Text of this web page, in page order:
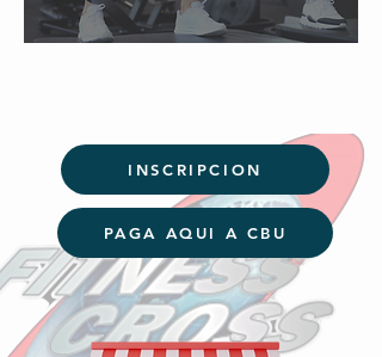
INSCRIPCION
PAGA AQUI A CBU